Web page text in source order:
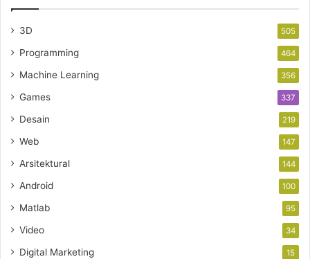
3D 505
Programming 464
Machine Learning 356
Games 337
Desain 219
Web 147
Arsitektural 144
Android 100
Matlab 95
Video 34
Digital Marketing 15